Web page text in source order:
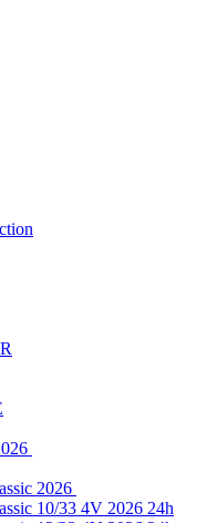
2026
10/33 4V 2026 24h